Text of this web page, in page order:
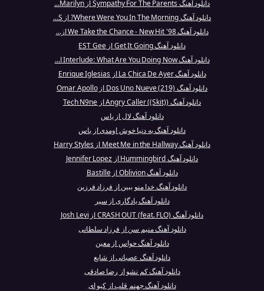
دانلود آهنگ Sympathy For The Parents از Marilyn...
دانلود آهنگ Where Were You In The Morning? از S...
دانلود آهنگ We Take the Chance - New Hit '98 از...
دانلود آهنگ Get It Going از EST Gee
دانلود آهنگ Interlude: What Are You Doing Now ا...
دانلود آهنگ La Chica De Ayer از Enrique Iglesias
دانلود آهنگ Dos Uno Nueve (219) از Omar Apollo
دانلود آهنگ Angry Caller ((Skit)) از Tech N9ne
دانلود آهنگ لال از یاس
دانلود آهنگ به دنیا خوش اومدی از یاس
دانلود آهنگ Meet Me in the Hallway از Harry Styles
دانلود آهنگ Hummingbird از Jennifer Lopez
دانلود آهنگ Oblivion از Bastille
دانلود آهنگ خدا منو ببین از فرزاد فرزین
دانلود آهنگ یادگاری از سپر
دانلود آهنگ CRASH OUT (feat. FLO) از Josh Levi
دانلود آهنگ منیم سن از فرزاد سلطانی
دانلود آهنگ حواس از معین
دانلود آهنگ عصبانی از شایع
دانلود آهنگ کم نشو از رضا صادقی
دانلود آهنگ جهنم قلب از کیو ای